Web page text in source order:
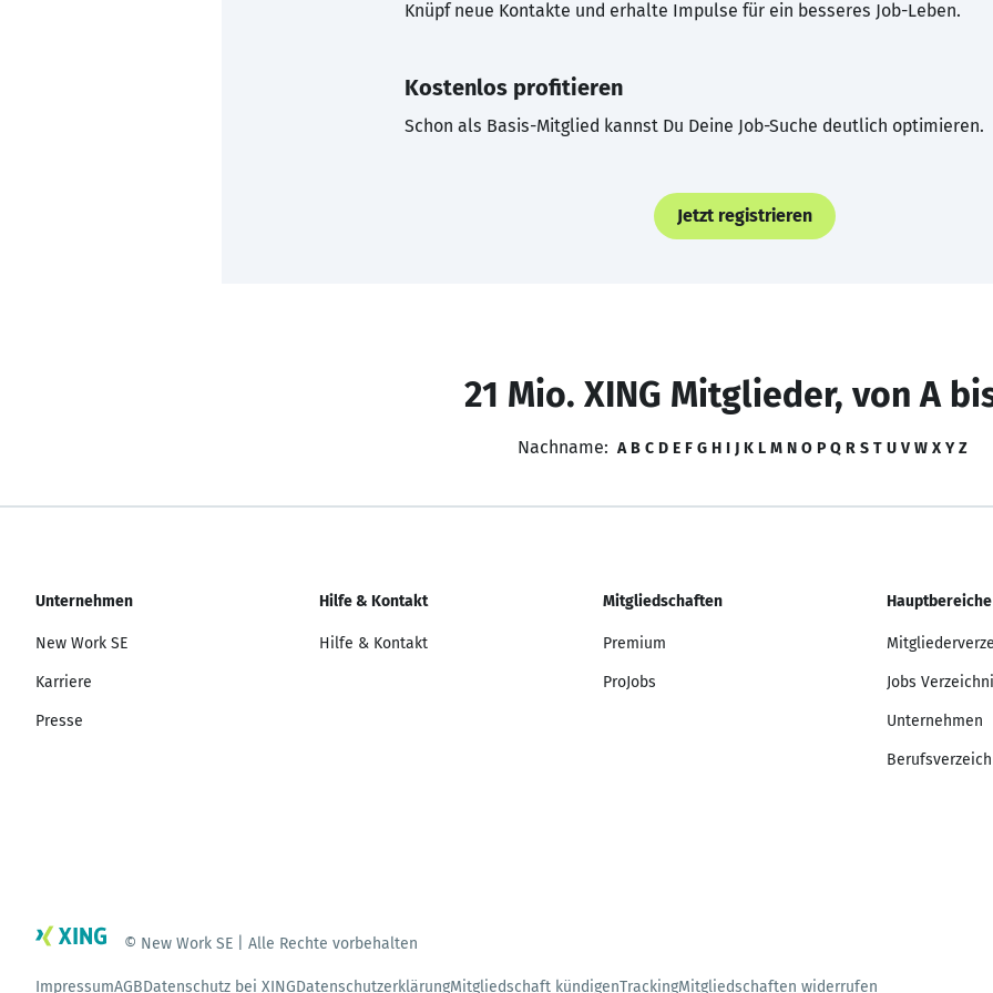
Knüpf neue Kontakte und erhalte Impulse für ein besseres Job-Leben.
Kostenlos profitieren
Schon als Basis-Mitglied kannst Du Deine Job-Suche deutlich optimieren.
Jetzt registrieren
21 Mio. XING Mitglieder, von A
Nachname: A B C D E F G H I J K L M N O P Q R S T U V W X Y Z
Unternehmen
New Work SE
Karriere
Presse
Hilfe & Kontakt
Hilfe & Kontakt
Mitgliedschaften
Premium
ProJobs
Hauptbereiche
Jobs
Unternehmen
© New Work SE | Alle Rechte vorbehalten
ImpressumAGBDatenschutz bei XINGDatenschutzerklärungMitgliedschaft kündigenTrackingMitgliedschaften widerrufen